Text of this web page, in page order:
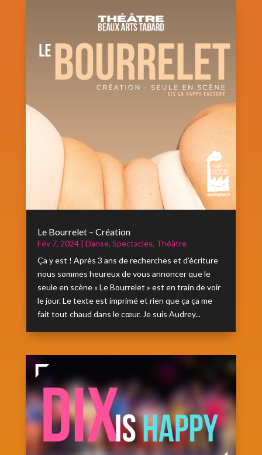
Le Bourrelet – Création
Fév 7, 2024| Danse, Spectacles, Théâtre
Ça y est ! Après 3 ans de recherches et d’écriture
nous sommes heureux de vous annoncer que le
seule en scène « Le Bourrelet » est en train de voir
le jour. Le texte est imprimé et rien que ça ça me
fait tout chaud dans le cœur. Je suis Audrey...